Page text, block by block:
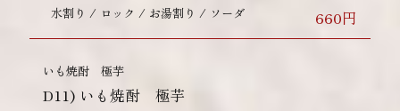
水割り / ロック / お湯割り / ソーダ 660円
いも焼酎 極芋
D11) いも焼酎 極芋